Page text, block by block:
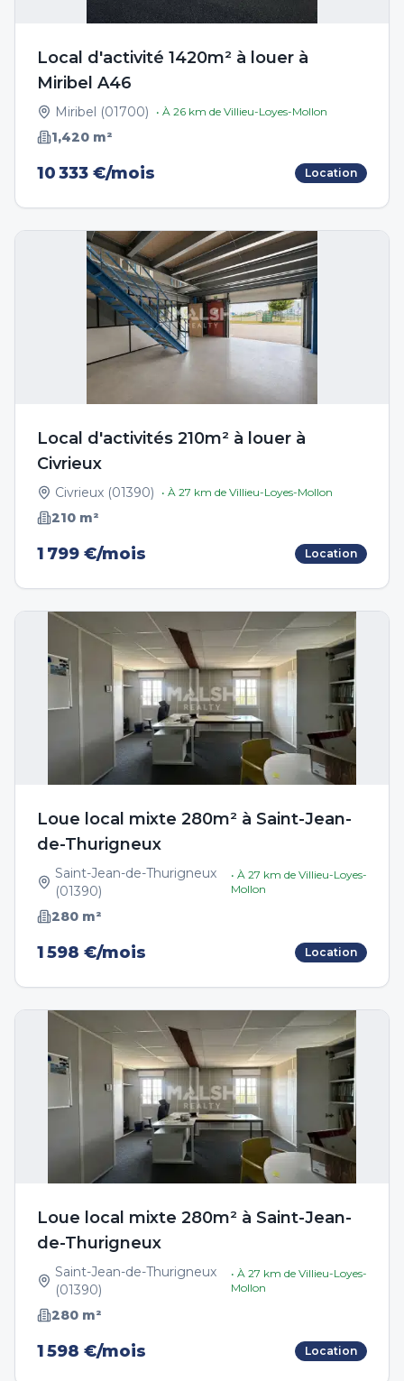
Local d'activité 1420m² à louer à
Miribel A46
Miribel (01700) • À 26 km de Villieu-Loyes-Mollon
1,420 m²
10 333 €/mois Location
Local d'activités 210m² à louer à
Civrieux
Civrieux (01390) • À 27 km de Villieu-Loyes-Mollon
210 m²
1 799 €/mois Location
Loue local mixte 280m² à Saint-Jean-
de-Thurigneux
Saint-Jean-de-Thurigneux
(01390)
• À 27 km de Villieu-Loyes-
Mollon
280 m²
1 598 €/mois Location
Loue local mixte 280m² à Saint-Jean-
de-Thurigneux
Saint-Jean-de-Thurigneux
(01390)
• À 27 km de Villieu-Loyes-
Mollon
280 m²
1 598 €/mois Location